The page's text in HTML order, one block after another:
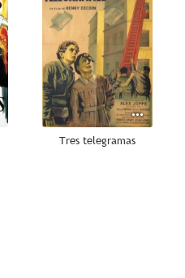
Tres telegramas